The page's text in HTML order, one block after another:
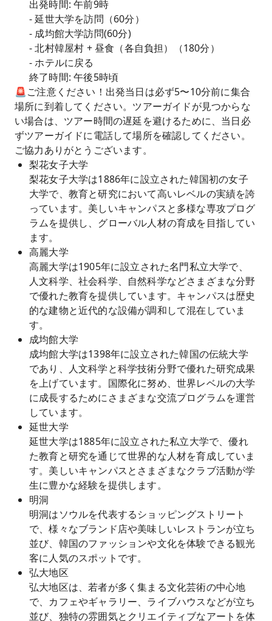
出発時間: 午前9時
- 延世大学を訪問（60分）
- 成均館大学訪問(60分)
- 北村韓屋村 + 昼食（各自負担）（180分）
- ホテルに戻る
終了時間: 午後5時頃
🚨ご注意ください！出発当日は必ず5〜10分前に集合
場所に到着してください。ツアーガイドが見つからな
い場合は、ツアー時間の遅延を避けるために、当日必
ずツアーガイドに電話して場所を確認してください。
ご協力ありがとうございます。
梨花女子大学
梨花女子大学は1886年に設立された韓国初の女子
大学で、教育と研究において高いレベルの実績を誇
っています。美しいキャンパスと多様な専攻プログ
ラムを提供し、グローバル人材の育成を目指してい
ます。
高麗大学
高麗大学は1905年に設立された名門私立大学で、
人文科学、社会科学、自然科学などさまざまな分野
で優れた教育を提供しています。キャンパスは歴史
的な建物と近代的な設備が調和して混在していま
す。
成均館大学
成均館大学は1398年に設立された韓国の伝統大学
であり、人文科学と科学技術分野で優れた研究成果
を上げています。国際化に努め、世界レベルの大学
に成長するためにさまざまな交流プログラムを運営
しています。
延世大学
延世大学は1885年に設立された私立大学で、優れ
た教育と研究を通じて世界的な人材を育成していま
す。美しいキャンパスとさまざまなクラブ活動が学
生に豊かな経験を提供します。
明洞
明洞はソウルを代表するショッピングストリート
で、様々なブランド店や美味しいレストランが立ち
並び、韓国のファッションや文化を体験できる観光
客に人気のスポットです。
弘大地区
弘大地区は、若者が多く集まる文化芸術の中心地
で、カフェやギャラリー、ライブハウスなどが立ち
並び、独特の雰囲気とクリエイティブなアートを体